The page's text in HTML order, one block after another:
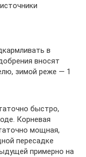
в
вносят
зимой реже — 1
быстро,
Корневая
мощная,
пересадке
примерно на